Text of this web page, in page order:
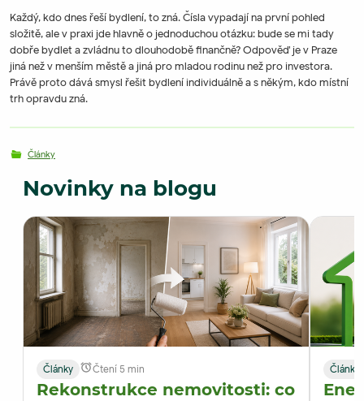
Každý, kdo dnes řeší bydlení, to zná. Čísla vypadají na první pohled
složitě, ale v praxi jde hlavně o jednoduchou otázku: bude se mi tady
dobře bydlet a zvládnu to dlouhodobě finančně? Odpověď je v Praze
jiná než v menším městě a jiná pro mladou rodinu než pro investora.
Právě proto dává smysl řešit bydlení individuálně a s někým, kdo místní
trh opravdu zná.
Články
Novinky na blogu
Články Čtení 5 min
Rekonstrukce nemovitosti: co
Články